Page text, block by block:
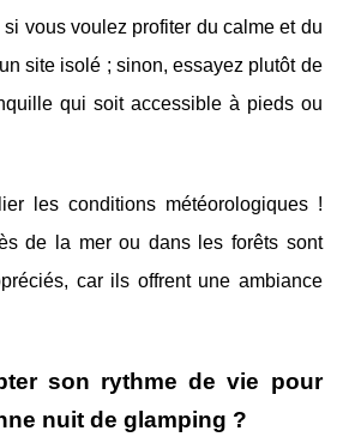
si vous voulez profiter du calme et du
site isolé ; sinon, essayez plutôt de
qui soit accessible à pieds ou
les conditions météorologiques !
de la mer ou dans les forêts sont
car ils offrent une ambiance
son rythme de vie pour
nuit de glamping ?